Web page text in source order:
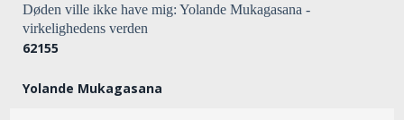
Døden ville ikke have mig: Yolande Mukagasana -
virkelighedens verden
62155
Yolande Mukagasana